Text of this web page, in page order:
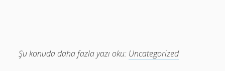
Şu konuda daha fazla yazı oku: Uncategorized